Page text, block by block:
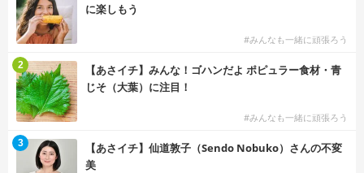
に楽しもう
#みんなも一緒に頑張ろう
【あさイチ】みんな！ゴハンだよ ポピュラー食材・青
じそ（大葉）に注目！
#みんなも一緒に頑張ろう
2
【あさイチ】仙道敦子（Sendo Nobuko）さんの不変
美
3